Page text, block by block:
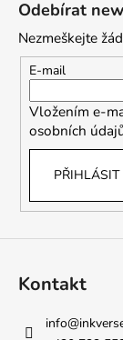
Odebírat
Nezmeškejte
E-mail
Vložením e-
osobních
PŘIHLÁSIT
Kontakt
info@